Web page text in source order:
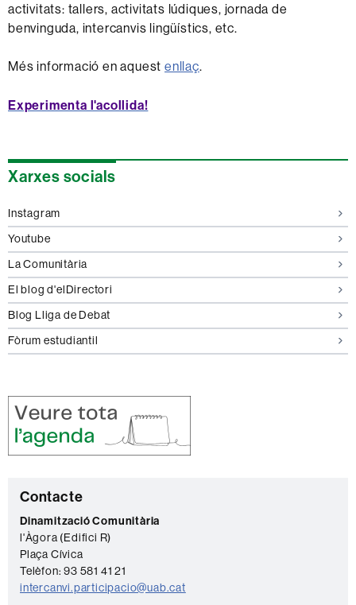
activitats: tallers, activitats lúdiques, jornada de
benvinguda, intercanvis lingüístics, etc.
Més informació en aquestenllaç.
Experimenta l'acollida!
Informació
Xarxes socials
Instagram
Youtube
La Comunitària
El blog d'elDirectori
Blog Lliga de Debat
Fòrum estudiantil
C
o
n
t
a
Contacte
Dinamització Comunitària
l'Àgora (Edifici R)
Plaça Cívica
Telèfon: 93 581 41 21
intercanvi.participacio@uab.cat